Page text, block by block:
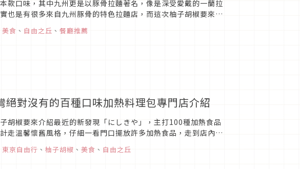
款口味，其中九州更是以豚骨拉麵著名，像是深受愛戴的一蘭拉
也是有很多來自九州豚骨的特色拉麵店，而這次柚子胡椒要來分
美食 、 自由之丘 、 餐廳推薦
對沒有的百種口味加熱料理包專門店介紹
胡椒要來介紹最近的新發現「にしきや」，主打100種加熱食品
走溫馨懷舊風格，仔細一看門口擺放許多加熱食品，走到店內保
東京自由行 、 柚子胡椒 、 美食 、 自由之丘